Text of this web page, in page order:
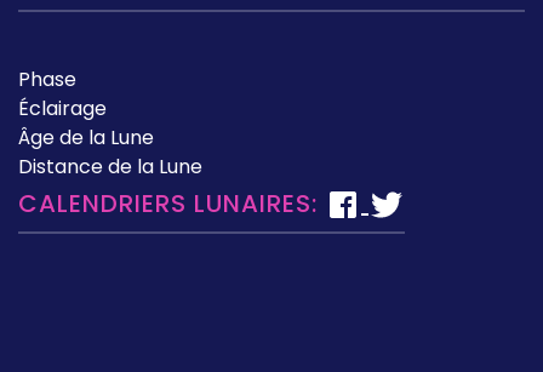
Phase
Éclairage
Âge de la Lune
Distance de la Lune
CALENDRIERS LUNAIRES: